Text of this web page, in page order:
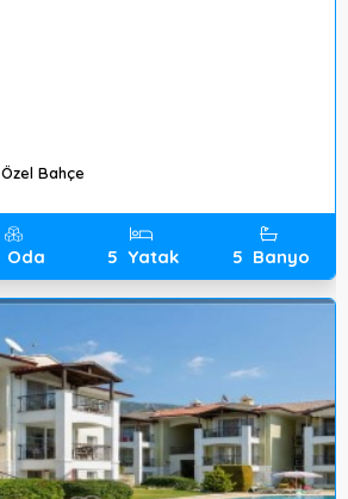
Özel Bahçe
Oda 5 Yatak 5 Banyo